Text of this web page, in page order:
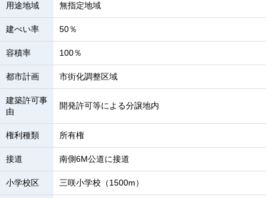
用途地域 無指定地域
建ぺい率 50％
容積率 100％
都市計画 市街化調整区域
建築許可事
由
開発許可等による分譲地内
権利種類 所有権
接道 南側6M公道に接道
小学校区 三咲小学校（1500m）